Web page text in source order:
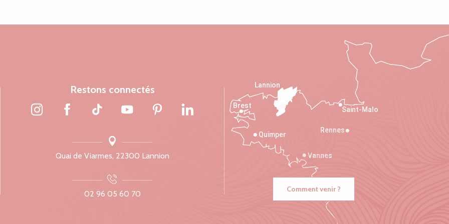
Restons connectés
Quai de Viarmes, 22300 Lannion
02 96 05 60 70
Saint-Malo
Rennes
Vannes
Quimper
Lannion
Brest
Comment venir ?